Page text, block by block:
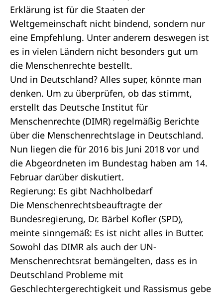
Erklärung ist für die Staaten der
Weltgemeinschaft nicht bindend, sondern nur
eine Empfehlung. Unter anderem deswegen ist
es in vielen Ländern nicht besonders gut um
die Menschenrechte bestellt.
Und in Deutschland? Alles super, könnte man
denken. Um zu überprüfen, ob das stimmt,
erstellt das Deutsche Institut für
Menschenrechte (DIMR) regelmäßig Berichte
über die Menschenrechtslage in Deutschland.
Nun liegen die für 2016 bis Juni 2018 vor und
die Abgeordneten im Bundestag haben am 14.
Februar darüber diskutiert.
Regierung: Es gibt Nachholbedarf
Die Menschenrechtsbeauftragte der
Bundesregierung, Dr. Bärbel Kofler (SPD),
meinte sinngemäß: Es ist nicht alles in Butter.
Sowohl das DIMR als auch der UN-
Menschenrechtsrat bemängelten, dass es in
Deutschland Probleme mit
Geschlechtergerechtigkeit und Rassismus gebe